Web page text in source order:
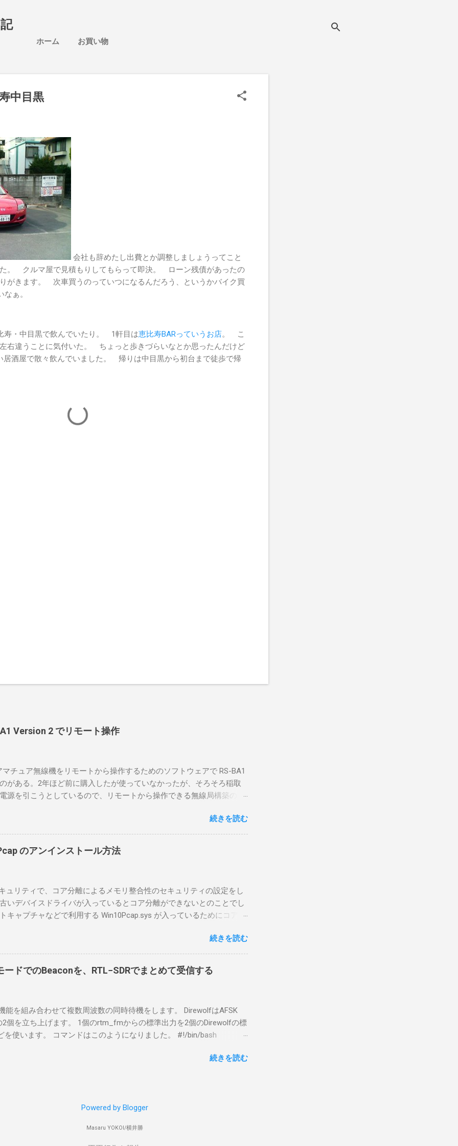
ホーム お買い物
中目黒
会社も辞めたし出費とか調整しましょうってこと
。 クルマ屋で見積もりしてもらって即決。 ローン残債があったの
がきます。 次車買うのっていつになるんだろう、というかバイク買
ぁ。
寿・中目黒で飲んでいたり。 1軒目は恵比寿BARっていうお店。 こ
右違うことに気付いた。 ちょっと歩きづらいなとか思ったんだけど
酒屋で散々飲んでいました。 帰りは中目黒から初台まで徒歩で帰
Version 2 でリモート操作
マチュア無線機をリモートから操作するためのソフトウェアで RS-BA1
がある。2年ほど前に購入したが使っていなかったが、そろそろ稲取
源を引こうとしているので、リモートから操作できる無線局構築のた
たのだが、ちっともそんなに簡単につながらなかった。ということ
ポイントを明示しながら、私なりの解説を書いてみる。 基本的な構成
使う場合は、下記のこれらものが必要である ICOMの無線機。 今回は私
るIC-7300を使う。 無線機側(サーバ側) のWindows PC。 今回はちょ
なと思って。 操作側 (クライアント側) の Windows PC。 今回は手元
スコンピュータのWindows 11が入ったPC 操作側で音声を使った交信
ば、相応なマイクなど。 そして、リモート操作を行うソフトウェアで
た無線機からサーバPC、クライアントPCまでの流れはこの様になっ
線機内では、USB Hubの先にUSB SerialとUSB Audio がつながってい
は無線機のマイコンとつながり、CI-Vでのコマンドが交換でき
で交換できるようになっており、USB SerialなどのSerial portで送受
の内容はUDP 50002で交換でき、USB Audioからの音声データはUDP
受信している。 利用者側のクライアントPCでは、Remote UtilityとRS-
Controlの2つのアプリで仕事を分担するようになっている。 クライ
続きを読む
のアンインストール方法
ュリティで、コア分離によるメモリ整合性のセキュリティの設定をし
いデバイスドライバが入っているとコア分離ができないとのことでし
キャプチャなどで利用する Win10Pcap.sys が入っているためにコア分
、どのように実行すればよいのか調べながら実施しました。結論とし
用いればよかったです。 まずは管理者権限でTerminalを実行しま
ストールした環境でしたので、PowerShellが起動しました。 適当
ールされているドライバを書き出す。 pnputil /enum-drivers > inf.txt #
x64 クラス名: NetTrans クラス GUID: {4d36e975-e325-11ce-bfc1-
ージョン: 10/08/2015 10.2.0.5002 署名者名: Microsoft Windows
今回の場合は oem131.inf が win10pcap に該当するので、これを削
続きを読む
ードでのBeaconを、RTL−SDRでまとめて受信する
能を組み合わせて複数周波数の同時待機をします。 DirewolfはAFSK
2個を立ち上げます。 1個のrtm_fmからの標準出力を2個のDirewolfの標
を使います。 コマンドはこのようになりました。 #!/bin/bash
- | \ tee >(direwolf -c "$direwolf_conf" -r 48000 -D 1 -t 0 -B 1200 - |
DELAY=0:30 EVERY=90:00 SYMBOL="igate" overlay=R lat=34^46.02
ングルを使ったAPRS I-Gateについて アマチュア無線で位置情報を送
続きを読む
Powered by Blogger
Masaru YOKOI/横井勝